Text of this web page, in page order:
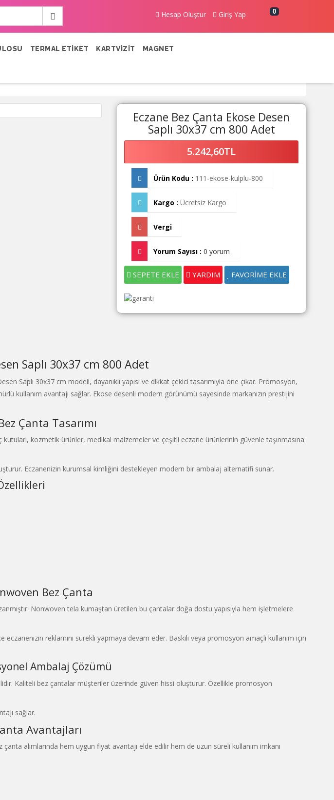
Hesap Oluştur Giriş Yap 0
TERMAL ETİKET KARTVİZİT MAGNET
Eczane Bez Çanta Ekose Desen
Saplı 30x37 cm 800 Adet
5.242,60TL
Ürün Kodu : 111-ekose-kulplu-800
Kargo : Ücretsiz Kargo
Vergi
Yorum Sayısı : 0 yorum
SEPETE EKLE YARDIM FAVORİME EKLE
Saplı 30x37 cm 800 Adet
Saplı 30x37 cm modeli, dayanıklı yapısı ve dikkat çekici tasarımıyla öne çıkar. Promosyon,
kullanım avantajı sağlar. Ekose desenli modern görünümü sayesinde markanızın prestijini
Çanta Tasarımı
kozmetik ürünler, medikal malzemeler ve çeşitli eczane ürünlerinin güvenle taşınmasına
Eczanenizin kurumsal kimliğini destekleyen modern bir ambalaj alternatifi sunar.
Bez Çanta
Nonwoven tela kumaştan üretilen bu çantalar doğa dostu yapısıyla hem işletmelere
reklamını sürekli yapmaya devam eder. Baskılı veya promosyon amaçlı kullanım için
Ambalaj Çözümü
Kaliteli bez çantalar müşteriler üzerinde güven hissi oluşturur. Özellikle promosyon
sağlar.
Avantajları
alımlarında hem uygun fiyat avantajı elde edilir hem de uzun süreli kullanım imkanı